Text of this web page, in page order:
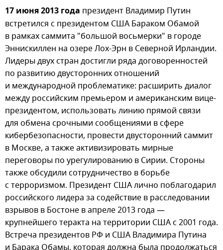
17 июня 2013 года президент Владимир Путин
встретился с президентом США Бараком Обамой
в рамках саммита "большой восьмерки" в городе
Эннискиллен на озере Лох-Эрн в Северной Ирландии.
Лидеры двух стран достигли ряда договоренностей
по развитию двусторонних отношений
и международной проблематике: расширить диалог
между российским премьером и американским вице-
президентом, использовать линию прямой связи
для обмена срочными сообщениями в сфере
кибербезопасности, провести двусторонний саммит
в Москве, а также активизировать мирные
переговоры по урегулированию в Сирии. Стороны
также обсудили сотрудничество в борьбе
с терроризмом. Президент США лично поблагодарил
российского лидера за содействие в расследовании
взрывов в Бостоне в апреле 2013 года —
крупнейшего теракта на территории США с 2001 года.
Встреча президентов РФ и США Владимира Путина
и Барака Обамы, которая должна была продолжаться